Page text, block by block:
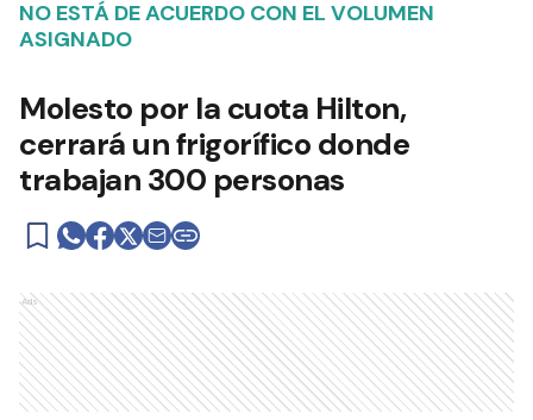
NO ESTÁ DE ACUERDO CON EL VOLUMEN
ASIGNADO
Molesto por la cuota Hilton,
cerrará un frigorífico donde
trabajan 300 personas
Ads